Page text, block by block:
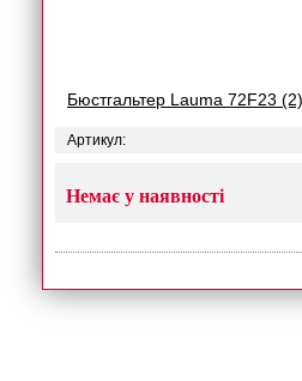
Бюстгальтер Lauma 72F23 (2)
Артикул:
Немає у наявності